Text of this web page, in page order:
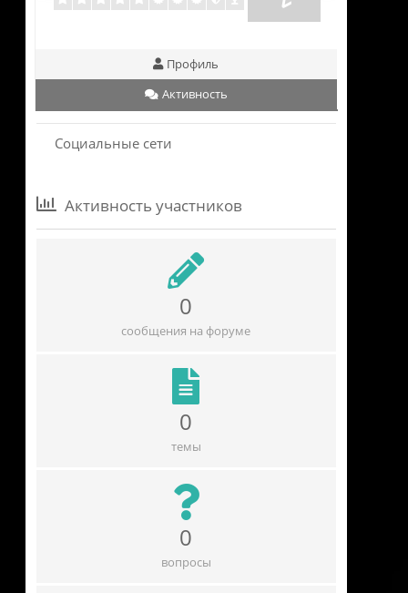
Профиль
Активность
Социальные сети
Активность участников
0
сообщения на форуме
0
темы
0
вопросы